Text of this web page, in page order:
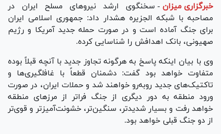
خبرگزاری میزان - سخنگوی ارشد نیرو‌های مسلح ایران در
مصاحبه با شبکه الجزیره هشدار داد: جمهوری اسلامی ایران
برای جنگ آماده است و در صورت حمله جدید آمریکا و رژیم
صهیونی، بانک اهدافش را شناسایی کرده.
وی با بیان اینکه پاسخ به هرگونه تجاوز جدید با آنچه قبلاً بوده
متفاوت خواهد بود گفت: دشمنان قطعاً با غافلگیری‌ها و
تاکتیک‌های جدید رو‌به‌رو خواهند شد و حملات ایران، در صورت
ورود منطقه به دور دیگری از جنگ فراتر از مرز‌های منطقه
خواهد رفت و بسیار شدیدتر، سنگین‌تر، خشونت‌آمیزتر و قوی‌تر
از دو جنگ قبلی خواهد بود.